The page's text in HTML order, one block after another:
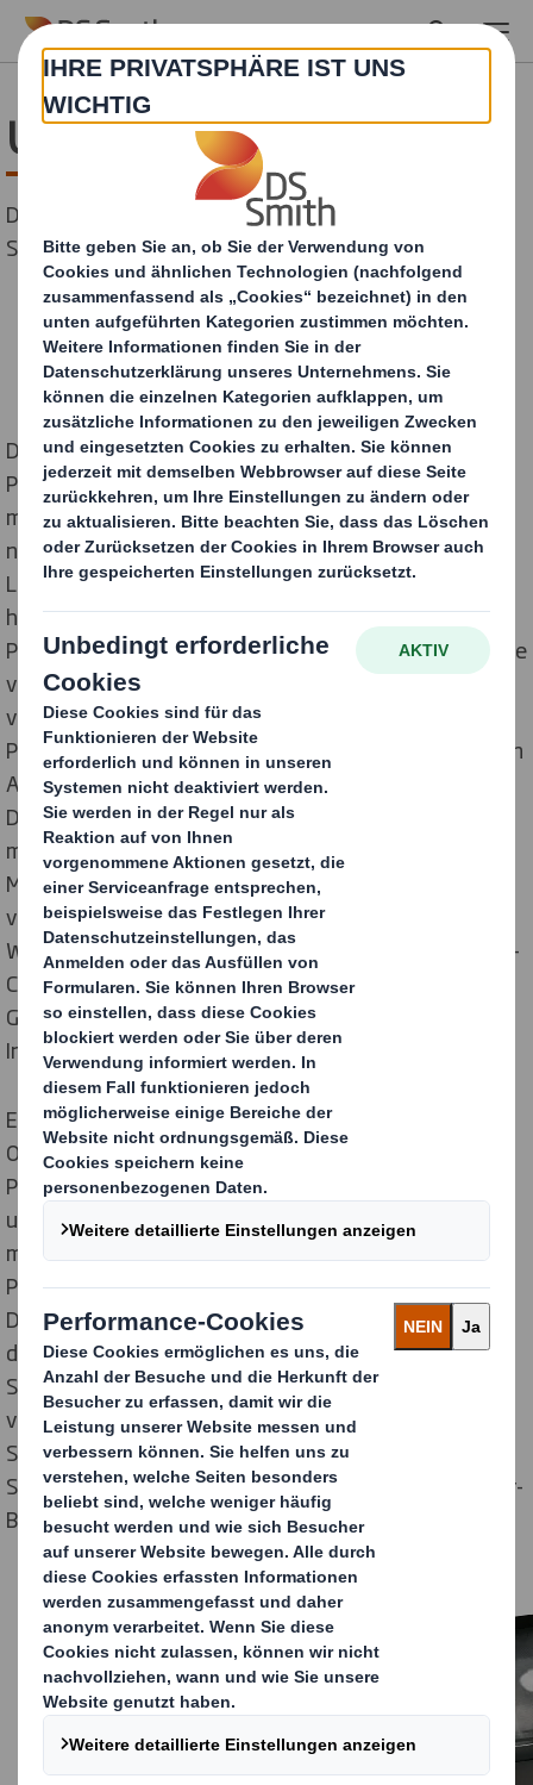
Skip to main content
Unboxing mit Wow-Effekt
DS Smith setzt Hairstyling Innovation von
Schwarzkopf Professional beeindruckend in Szene
Die OSiS+ Session Label Produkte von Schwarzkopf
Professional stehen für exklusive Haarpflege und
modernste Stylingtechnologien. Für den Launch der
neuesten Produktinnovation der Serie, OSiS+ Session
Label Powder Cloud, hat DS Smith eine ebenso
hochwertige wie aufmerksamkeitsstarke
Premiumverpackung kreiert. Die mit silberner Prägefolie
veredelte Presenter-Box in elegantem Schwarz
verschaffte dem neuartigen Puderspray bei seiner
Präsentation in den Friseursalons einen faszinierenden
Auftritt. Beim Öffnen animiert das im Inneren des
Deckels angebrachte Lentikular den Sprühstoß des
mikrofeinen Pudernebels. Der außergewöhnliche
Motioneffekt und die edle Optik der Verpackung
versprechen Schwarzkopf Professional eine hohe
Wahrnehmung im Friseurmarkt. Die Jury der POPAI D-A-
CH Awards belohnte das markenstimmige
Gesamtkonzept von DS Smith mit dem bronzenen
Indianer.
Exklusive Kosmetik von Profis für Profis entwickelt:
OSiS+ Session Label Powder Cloud von Schwarzkopf
Professional verspricht Ansatzvolumen, Fülle und
umwerfende Texturen für den natürlichen Look
moderner Trendfrisuren. Der innovative
Pumpzerstäuber bietet Hairstylisten die perfekte
Dosierung für eine mikrofeine und gezielte Verteilung
des hochwertigen Puders und damit exzellente
Stylingergebnisse für die modebewusste Kundschaft
von heute. Den Luxus der Marke und das besondere
Salonerlebnis haben die Display und Packaging
Strategen von DS Smith mit einer erlesenen Presenter-
Box emotional inszeniert.